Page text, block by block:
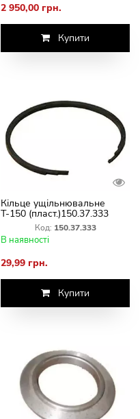
2 950,00 грн.
Купити
Кільце ущільнювальне
Т-150 (пласт.)150.37.333
Код: 150.37.333
В наявності
29,99 грн.
Купити